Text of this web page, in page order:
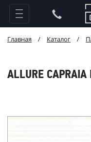
Главная / Каталог /
ALLURE